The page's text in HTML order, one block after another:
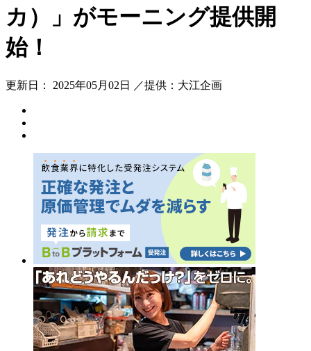
カ）」がモーニング提供開
始！
更新日： 2025年05月02日 ／提供：大江企画